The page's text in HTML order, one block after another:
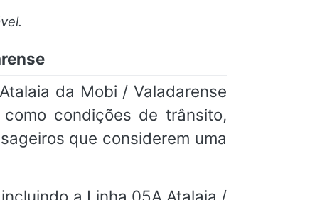
da Mobi / Valadarense
condições de trânsito,
que considerem uma